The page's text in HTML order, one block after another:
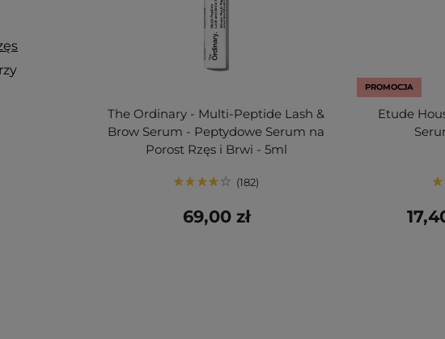
The Ordinary - Multi-Peptide Lash &
Brow Serum - Peptydowe Serum na
Porost Rzęs i Brwi - 5ml
182
69,00 zł
PROMOCJA
Etude